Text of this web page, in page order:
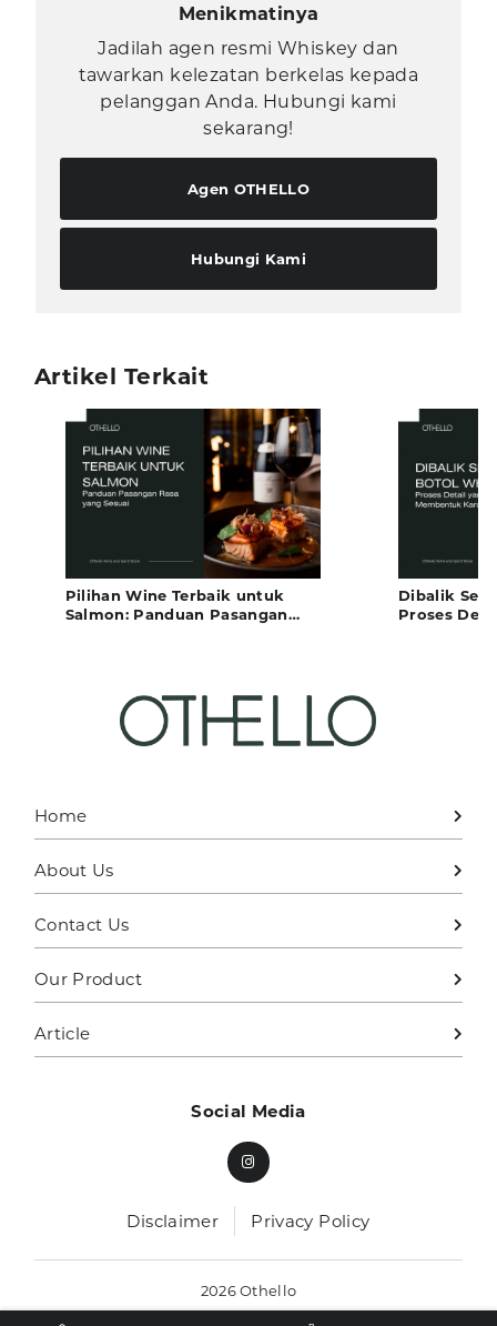
Menikmatinya
Jadilah agen resmi Whiskey dan
tawarkan kelezatan berkelas kepada
pelanggan Anda. Hubungi kami
sekarang!
Agen OTHELLO
Hubungi Kami
Artikel Terkait
Pilihan Wine Terbaik untuk
Salmon: Panduan Pasangan
Dibalik
Proses
Home
About Us
Contact Us
Our Product
Article
Social Media
Disclaimer Privacy Policy
2026 Othello